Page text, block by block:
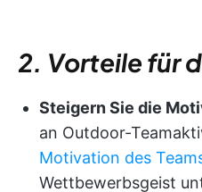
2. Vorteile für
Steigern Sie die
an Outdoor-
Motivation des
Wettbewerbsgeist